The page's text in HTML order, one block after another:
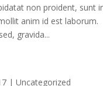
non proident, sunt
anim id est
gravida...
| Uncategorized